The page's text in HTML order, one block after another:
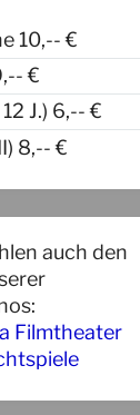
10,-- €
€
J.) 6,-- €
8,-- €
auch den
Filmtheater